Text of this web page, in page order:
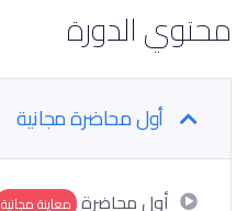
محتوي الدورة
أول محاضرة مجانية
أول محاضرة معاينة مجانية